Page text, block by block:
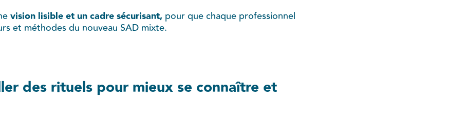
vision lisible et un cadre sécurisant, pour que chaque professionnel
et méthodes du nouveau SAD mixte.
des rituels pour mieux se connaître et